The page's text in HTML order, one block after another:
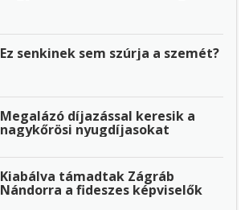
Ez senkinek sem szúrja a szemét?
Megalázó díjazással keresik a
nagykőrösi nyugdíjasokat
Kiabálva támadtak Zágráb
Nándorra a fideszes képviselők